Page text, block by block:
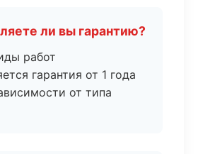
ли вы гарантию?
работ
гарантия от 1 года
от типа